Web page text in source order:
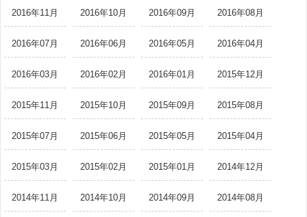
2016年11月 2016年10月 2016年09月 2016年08月
2016年07月 2016年06月 2016年05月 2016年04月
2016年03月 2016年02月 2016年01月 2015年12月
2015年11月 2015年10月 2015年09月 2015年08月
2015年07月 2015年06月 2015年05月 2015年04月
2015年03月 2015年02月 2015年01月 2014年12月
2014年11月 2014年10月 2014年09月 2014年08月